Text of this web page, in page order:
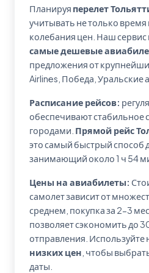
Планируя перелет
учитывать не только время
колебания цен. Наш сервис
самые дешевые
предложения от
Airlines, Победа, Уральские
Расписание рейсов:
обеспечивают
городами. Прямой рейс
это самый быстрый способ
занимающий около 1 ч 54
Цены на авиабилеты:
самолет зависит от
среднем, покупка за 2-3
позволяет сэкономить до
отправления. Используйте
низких цен , чтобы
даты.